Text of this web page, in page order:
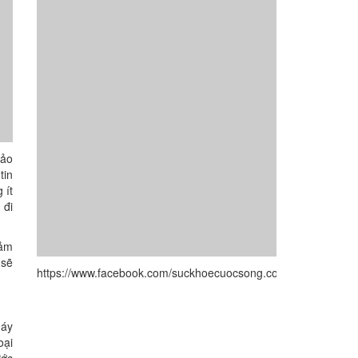
ít
đi
https://www.facebook.com/suckhoecuocsong.com.vn/